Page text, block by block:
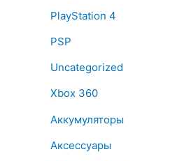
PlayStation 4
PSP
Uncategorized
Xbox 360
Аккумуляторы
Аксессуары